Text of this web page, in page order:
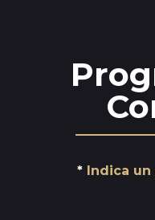
Indica